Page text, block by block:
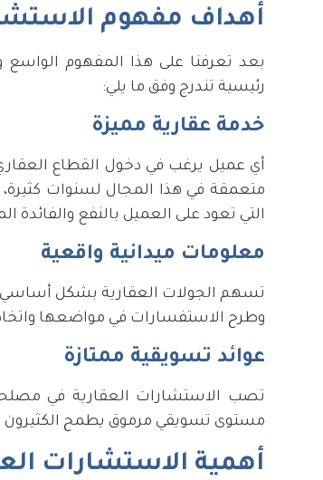
أهداف مفهوم
بعد تعرفنا على هذا المفهوم
رئيسية تندرج وفق ما يلي:
خدمة عقارية مميزة
أي عميل يرغب في دخول القطاع
متعمقة في هذا المجال لسنوات كثيرة،
التي تعود على العميل بالنفع والفائدة
معلومات ميدانية واقعية
تسهم الجولات العقارية بشكل أساسي
وطرح الاستفسارات في مواضعها واتخاذ
عوائد تسويقية ممتازة
تصب الاستشارات العقارية في
مستوى تسويقي مرموق يطمح الكثيرون
أهمية الاستشارات